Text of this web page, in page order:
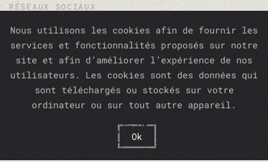
RÉSEAUX SOCIAUX
TÉLÉPHONE :
Permanence téléphonique le Lundi et le
Nous utilisons les cookies afin de fournir les
services et fonctionnalités proposés sur notre
site et afin d’améliorer l’expérience de nos
utilisateurs. Les cookies sont des données qui
sont téléchargés ou stockés sur votre
ordinateur ou sur tout autre appareil.
Ok